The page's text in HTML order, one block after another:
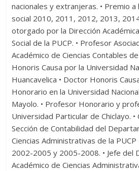
nacionales y extranjeras. • Premio a
social 2010, 2011, 2012, 2013,
otorgado por la Dirección
Social de la PUCP. • Profesor
Académico de Ciencias Contables
Honoris Causa por la Universidad
Huancavelica • Doctor Honoris
Honorario en la Universidad
Mayolo. • Profesor Honorario y
Universidad Particular de Chiclayo.
Sección de Contabilidad del
Ciencias Administrativas de la
2002-2005 y 2005-2008. • Jefe del
Académico de Ciencias